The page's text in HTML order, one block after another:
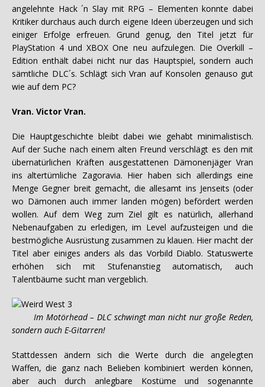
angelehnte Hack ´n Slay mit RPG – Elementen konnte dabei
Kritiker durchaus auch durch eigene Ideen überzeugen und sich
einiger Erfolge erfreuen. Grund genug, den Titel jetzt für
PlayStation 4 und XBOX One neu aufzulegen. Die Overkill –
Edition enthält dabei nicht nur das Hauptspiel, sondern auch
sämtliche DLC´s. Schlägt sich Vran auf Konsolen genauso gut
wie auf dem PC?
Vran. Victor Vran.
Die Hauptgeschichte bleibt dabei wie gehabt minimalistisch.
Auf der Suche nach einem alten Freund verschlägt es den mit
übernatürlichen Kräften ausgestattenen Dämonenjäger Vran
ins altertümliche Zagoravia. Hier haben sich allerdings eine
Menge Gegner breit gemacht, die allesamt ins Jenseits (oder
wo Dämonen auch immer landen mögen) befördert werden
wollen. Auf dem Weg zum Ziel gilt es natürlich, allerhand
Nebenaufgaben zu erledigen, im Level aufzusteigen und die
bestmögliche Ausrüstung zusammen zu klauen. Hier macht der
Titel aber einiges anders als das Vorbild Diablo. Statuswerte
erhöhen sich mit Stufenanstieg automatisch, auch
Talentbäume sucht man vergeblich.
Im Motörhead – DLC schwingt man nicht nur große Reden,
sondern auch E-Gitarren!
Stattdessen ändern sich die Werte durch die angelegten
Waffen, die ganz nach Belieben kombiniert werden können,
aber auch durch anlegbare Kostüme und sogenannte